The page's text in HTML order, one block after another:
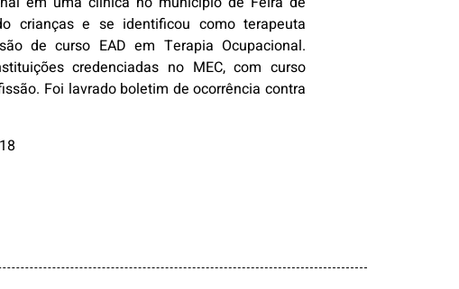
crianças e se identificou como terapeuta
de curso EAD em Terapia Ocupacional.
credenciadas no MEC, com curso
Foi lavrado boletim de ocorrência contra